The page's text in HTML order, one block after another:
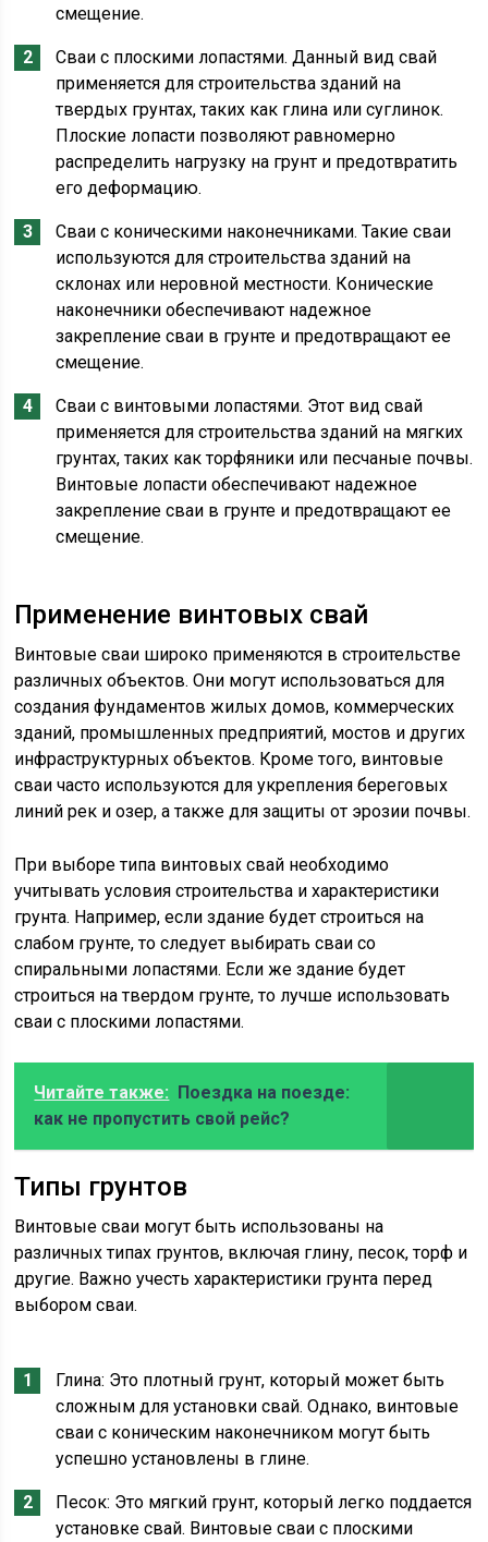
смещение.
Сваи с плоскими лопастями. Данный вид свай
применяется для строительства зданий на
твердых грунтах, таких как глина или суглинок.
Плоские лопасти позволяют равномерно
распределить нагрузку на грунт и предотвратить
его деформацию.
Сваи с коническими наконечниками. Такие сваи
используются для строительства зданий на
склонах или неровной местности. Конические
наконечники обеспечивают надежное
закрепление сваи в грунте и предотвращают ее
смещение.
Сваи с винтовыми лопастями. Этот вид свай
применяется для строительства зданий на мягких
грунтах, таких как торфяники или песчаные почвы.
Винтовые лопасти обеспечивают надежное
закрепление сваи в грунте и предотвращают ее
смещение.
Применение винтовых свай
Винтовые сваи широко применяются в строительстве
различных объектов. Они могут использоваться для
создания фундаментов жилых домов, коммерческих
зданий, промышленных предприятий, мостов и других
инфраструктурных объектов. Кроме того, винтовые
сваи часто используются для укрепления береговых
линий рек и озер, а также для защиты от эрозии почвы.
При выборе типа винтовых свай необходимо
учитывать условия строительства и характеристики
грунта. Например, если здание будет строиться на
слабом грунте, то следует выбирать сваи со
спиральными лопастями. Если же здание будет
строиться на твердом грунте, то лучше использовать
сваи с плоскими лопастями.
Читайте также:
Поездка на поезде:
как не пропустить свой рейс?
Типы грунтов
Винтовые сваи могут быть использованы на
различных типах грунтов, включая глину, песок, торф и
другие. Важно учесть характеристики грунта перед
выбором сваи.
Глина: Это плотный грунт, который может быть
сложным для установки свай. Однако, винтовые
сваи с коническим наконечником могут быть
успешно установлены в глине.
Песок: Это мягкий грунт, который легко поддается
установке свай. Винтовые сваи с плоскими